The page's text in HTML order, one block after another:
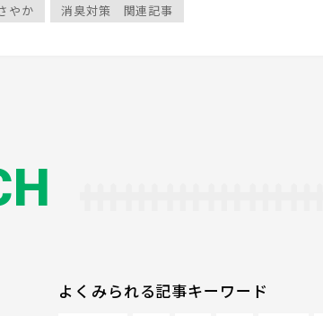
利用規約
やか 消臭対策 関連記事
よくみられる記事キーワード